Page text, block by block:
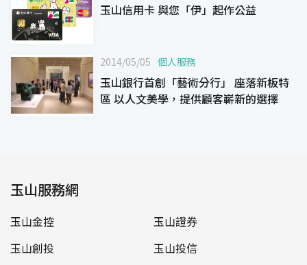
玉山信用卡 與您「伊」起作公益
2014/05/05 個人服務
玉山銀行首創「藝術分行」 座落新板特
區 以人文美學，提供顧客嶄新的選擇
玉山服務網
玉山金控
玉山證券
玉山創投
玉山投信